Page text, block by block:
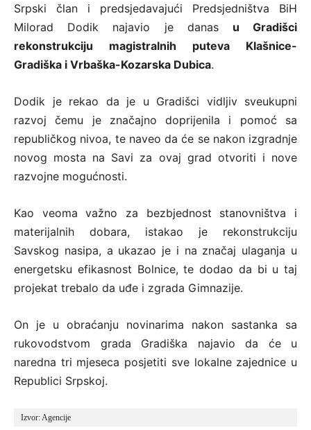
Srpski član i predsjedavajući Predsjedništva BiH
Milorad Dodik najavio je danas u Gradišci
rekonstrukciju magistralnih puteva Klašnice-
Gradiška i Vrbaška-Kozarska Dubica.
Dodik je rekao da je u Gradišci vidljiv sveukupni
razvoj čemu je značajno doprijenila i pomoć sa
republičkog nivoa, te naveo da će se nakon izgradnje
novog mosta na Savi za ovaj grad otvoriti i nove
razvojne mogućnosti.
Kao veoma važno za bezbjednost stanovništva i
materijalnih dobara, istakao je rekonstrukciju
Savskog nasipa, a ukazao je i na značaj ulaganja u
energetsku efikasnost Bolnice, te dodao da bi u taj
projekat trebalo da uđe i zgrada Gimnazije.
On je u obraćanju novinarima nakon sastanka sa
rukovodstvom grada Gradiška najavio da će u
naredna tri mjeseca posjetiti sve lokalne zajednice u
Republici Srpskoj.
Izvor: Agencije